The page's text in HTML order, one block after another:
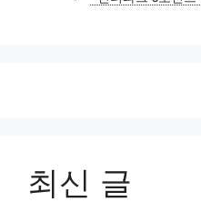
최신 글